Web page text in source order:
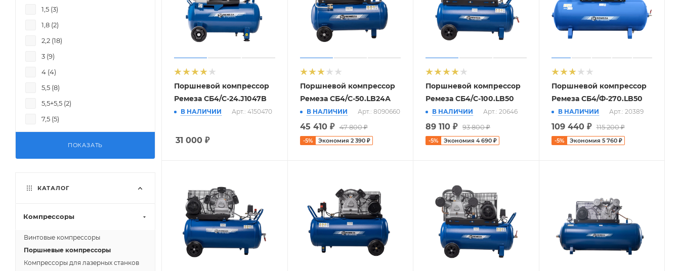
Поршневой компрессор
Ремеза СБ4/С-24.J1047B
В НАЛИЧИИ Арт.: 4150470
31 000 ₽
Поршневой компрессор
Ремеза СБ4/С-50.LB24А
В НАЛИЧИИ Арт.: 8090660
45 410₽ 47 800₽
-5% Экономия 2 390₽
Поршневой компрессор
Ремеза СБ4/С-100.LB50
В НАЛИЧИИ Арт.: 20646
89 110 ₽ 93 800₽
-5% Экономия 4 690 ₽
Поршневой компрессор
Ремеза СБ4/Ф-270.LB50
В НАЛИЧИИ Арт.: 20389
109 440₽ 115 200₽
-5% Экономия 5 760₽
1,5 (3)
1,8 (2)
2,2 (18)
3 (9)
4 (4)
5,5 (8)
5,5+5,5 (2)
7,5 (5)
11 (4)
ПОКАЗАТЬ
КАТАЛОГ
Компрессоры
Винтовые компрессоры
Поршневые компрессоры
Компрессоры для лазерных станков